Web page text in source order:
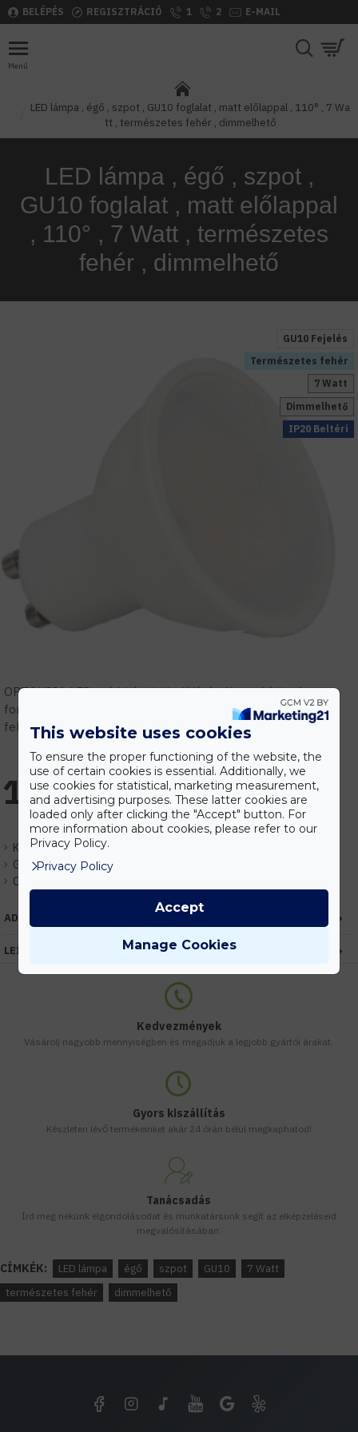
BELÉPÉS REGISZTRÁCIÓ 1 2 E-MAIL
LED lámpa , égő , szpot , GU10 foglalat , matt előlappal , 110° , 7 Wa
tt , természetes fehér , dimmelhető
LED lámpa , égő , szpot ,
GU10 foglalat , matt előlappal
, 110° , 7 Watt , természetes
fehér , dimmelhető
Természetes fehér
GU10 Fejelés
IP20 Beltéri
Dimmelhető
7 Watt
OPTONICA LED gyári képviselet! Vásárolj megbízható
forrásból! Szakmai támogatás, tervezés, gyári garanciális
feltételek.
Készlet:Raktáron
Gyártó:Optonica
Cikkszám:
1.377 Ft
ADATOK
LEÍRÁS
Kedvezmények
Vásárolj nagyobb mennyiségben és megadjuk a legjobb gyártói árakat.
Gyors kiszállítás
Készleten lévő termékeinket akár 24 órán belül megkaphatod!
Tanácsadás
Írd meg nekünk elgondolásodat és munkatársunk segít az elképzeléseid
megvalósításában.
CÍMKÉK: LED lámpa égő szpot GU10
7 Watt
természetes fehér
dimmelhető
This website uses cookies
To ensure the proper functioning of the website, the
use of certain cookies is essential. Additionally, we
use cookies for statistical, marketing measurement,
and advertising purposes. These latter cookies are
loaded only after clicking the "Accept" button. For
more information about cookies, please refer to our
Privacy Policy.
Privacy Policy
Manage Cookies
Accept